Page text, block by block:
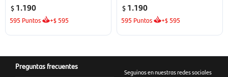
$ 1.190
595 Puntos +$ 595
$ 1.190
595 Puntos +$ 595
Preguntas frecuentes
Seguinos en nuestras redes sociales